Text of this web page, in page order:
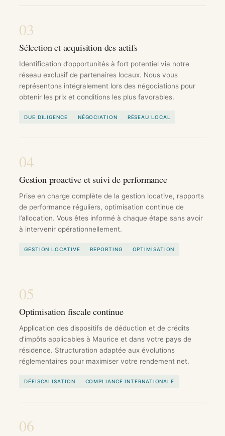
03
Sélection et acquisition des actifs
Identification d’opportunités à fort potentiel via notre
réseau exclusif de partenaires locaux. Nous vous
représentons intégralement lors des négociations pour
obtenir les prix et conditions les plus favorables.
DUE DILIGENCE NÉGOCIATION RÉSEAU LOCAL
04
Gestion proactive et suivi de performance
Prise en charge complète de la gestion locative, rapports
de performance réguliers, optimisation continue de
l’allocation. Vous êtes informé à chaque étape sans avoir
à intervenir opérationnellement.
GESTION LOCATIVE REPORTING OPTIMISATION
05
Optimisation fiscale continue
Application des dispositifs de déduction et de crédits
d’impôts applicables à Maurice et dans votre pays de
résidence. Structuration adaptée aux évolutions
réglementaires pour maximiser votre rendement net.
DÉFISCALISATION COMPLIANCE INTERNATIONALE
06